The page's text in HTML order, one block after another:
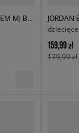
JORDAN BLUZA Z KAPTUREM MJ BRKLN FLC PO HOODIE BOY
dziecięce
159,99 zł
179,99 zł